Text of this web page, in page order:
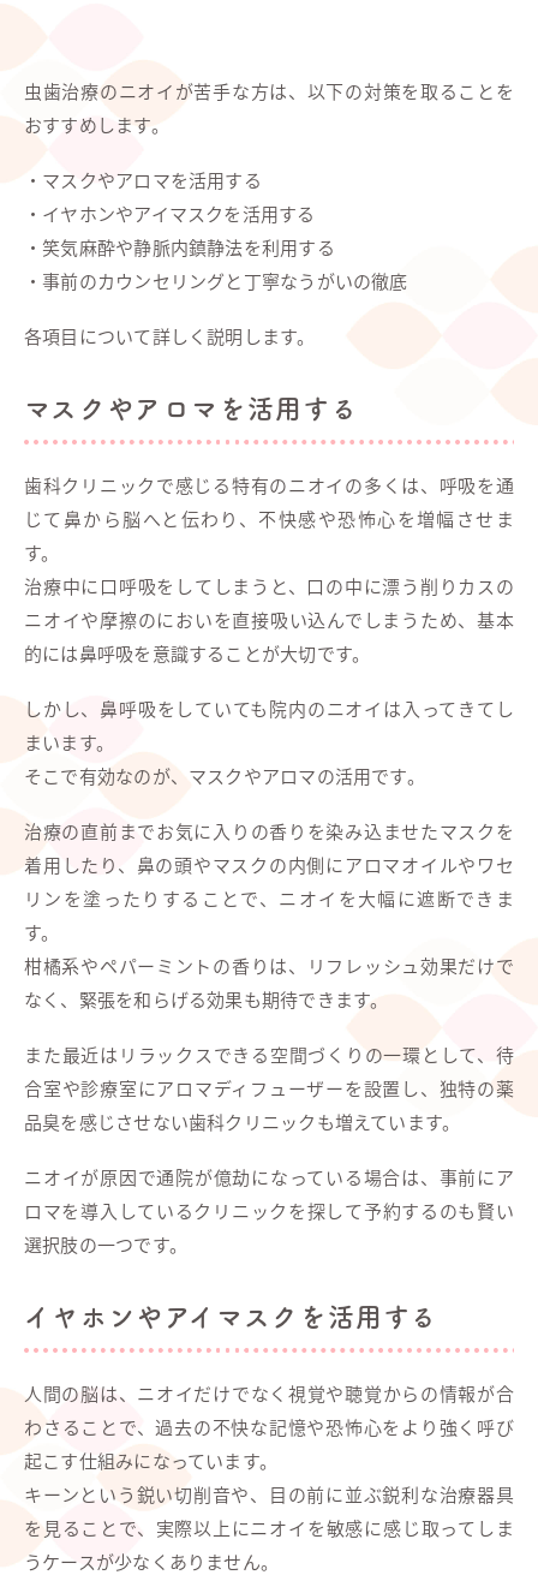
虫歯治療のニオイが苦手な方は、以下の対策を取ることを
おすすめします。
・マスクやアロマを活用する
・イヤホンやアイマスクを活用する
・笑気麻酔や静脈内鎮静法を利用する
・事前のカウンセリングと丁寧なうがいの徹底
各項目について詳しく説明します。
マスクやアロマを活用する
歯科クリニックで感じる特有のニオイの多くは、呼吸を通
じて鼻から脳へと伝わり、不快感や恐怖心を増幅させま
す。
治療中に口呼吸をしてしまうと、口の中に漂う削りカスの
ニオイや摩擦のにおいを直接吸い込んでしまうため、基本
的には鼻呼吸を意識することが大切です。
しかし、鼻呼吸をしていても院内のニオイは入ってきてし
まいます。
そこで有効なのが、マスクやアロマの活用です。
治療の直前までお気に入りの香りを染み込ませたマスクを
着用したり、鼻の頭やマスクの内側にアロマオイルやワセ
リンを塗ったりすることで、ニオイを大幅に遮断できま
す。
柑橘系やペパーミントの香りは、リフレッシュ効果だけで
なく、緊張を和らげる効果も期待できます。
また最近はリラックスできる空間づくりの一環として、待
合室や診療室にアロマディフューザーを設置し、独特の薬
品臭を感じさせない歯科クリニックも増えています。
ニオイが原因で通院が億劫になっている場合は、事前にア
ロマを導入しているクリニックを探して予約するのも賢い
選択肢の一つです。
イヤホンやアイマスクを活用する
人間の脳は、ニオイだけでなく視覚や聴覚からの情報が合
わさることで、過去の不快な記憶や恐怖心をより強く呼び
起こす仕組みになっています。
キーンという鋭い切削音や、目の前に並ぶ鋭利な治療器具
を見ることで、実際以上にニオイを敏感に感じ取ってしま
うケースが少なくありません。